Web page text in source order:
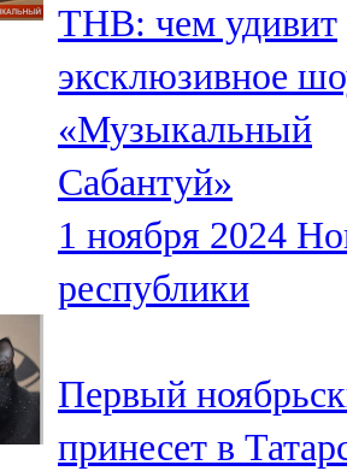
ТНВ: чем удивит
эксклюзивное
«Музыкальный
Сабантуй»
1 ноября 2024
республики
Первый
принесет в